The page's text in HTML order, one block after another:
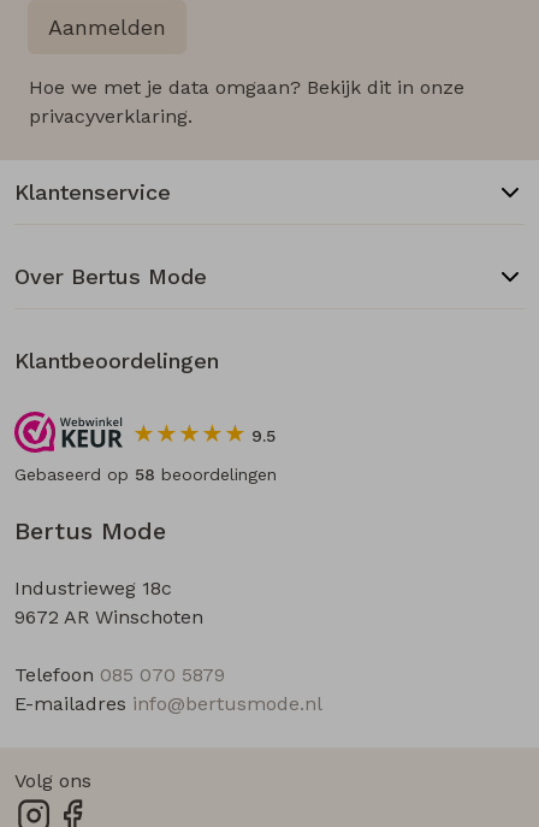
Aanmelden
Hoe we met je data omgaan? Bekijk dit in onze
privacyverklaring.
Bertus Mode
Industrieweg 18c
9672 AR Winschoten
Telefoon 085 070 5879
E-mailadres info@bertusmode.nl
Klantenservice
Over Bertus Mode
Klantbeoordelingen
9.5
Gebaseerd op 58 beoordelingen
Volg ons